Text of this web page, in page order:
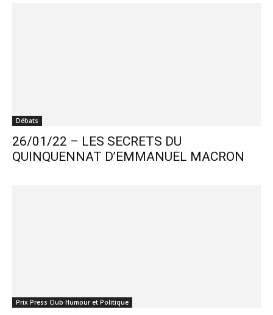
Débats
26/01/22 – LES SECRETS DU
QUINQUENNAT D’EMMANUEL MACRON
Prix Press Club Humour et Politique